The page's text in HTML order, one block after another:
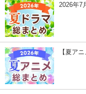
2026年7
【夏ア